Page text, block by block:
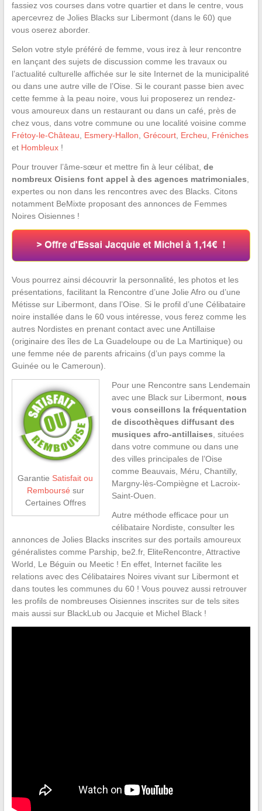
fassiez vos courses dans votre quartier et dans le centre, vous
apercevrez de Jolies Blacks sur Libermont (dans le 60) que
vous oserez aborder.
Selon votre style préféré de femme, vous irez à leur rencontre
en lançant des sujets de discussion comme les travaux ou
l’actualité culturelle affichée sur le site Internet de la municipalité
ou dans une autre ville de l’Oise. Si le courant passe bien avec
cette femme à la peau noire, vous lui proposerez un rendez-
vous amoureux dans un restaurant ou dans un café, près de
chez vous, dans votre commune ou une localité voisine comme
Frétoy-le-Château
Esmery-Hallon Grécourt, Ercheu
Fréniches
et Hombleux!
Pour trouver l’âme-sœur et mettre fin à leur célibat, de
nombreux Oisiens font appel à des agences matrimoniales
expertes ou non dans les rencontres avec des Blacks. Citons
notamment BeMixte proposant des annonces de Femmes
Noires Oisiennes !
Vous pourrez ainsi découvrir la personnalité, les photos et les
présentations, facilitant la Rencontre d’une Jolie Afro ou d’une
Métisse sur Libermont, dans l’Oise. Si le profil d’une Célibataire
noire installée dans le 60 vous intéresse, vous ferez comme les
autres Nordistes en prenant contact avec une Antillaise
(originaire des îles de La Guadeloupe ou de La Martinique) ou
une femme née de parents africains (d’un pays comme la
Guinée ou le Cameroun).
Garantie Satisfait ou
Remboursé sur
Certaines Offres
Pour une Rencontre sans Lendemain
avec une Black sur Libermont, nous
vous conseillons la fréquentation
de discothèques diffusant des
musiques afro-antillaises , situées
dans votre commune ou dans une
des villes principales de l’Oise
comme Beauvais, Méru, Chantilly,
Margny-lès-Compiègne et Lacroix-
Saint-Ouen.
Autre méthode efficace pour un
célibataire Nordiste, consulter les
annonces de Jolies Blacks inscrites sur des portails amoureux
généralistes comme Parship, be2.fr, EliteRencontre, Attractive
World, Le Béguin ou Meetic ! En effet, Internet facilite les
relations avec des Célibataires Noires vivant sur Libermont et
dans toutes les communes du 60 ! Vous pouvez aussi retrouver
les profils de nombreuses Oisiennes inscrites sur de tels sites
mais aussi sur BlackLub ou Jacquie et Michel Black !